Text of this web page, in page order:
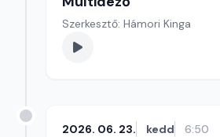
Szerkesztő: Hámori Kinga
2026. 06. 23. kedd 6:50